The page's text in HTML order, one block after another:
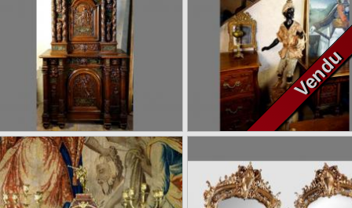
7800 €
Bellifontain attribué à
la maison Ribaillier,
fournisseur de Napoléon III
Vendu
en bois polychromé,